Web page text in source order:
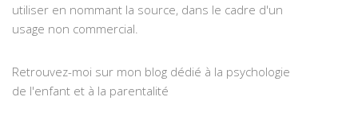
utiliser en nommant la source, dans le cadre d'un
usage non commercial.
Retrouvez-moi sur mon blog dédié à la psychologie
de l'enfant et à la parentalité